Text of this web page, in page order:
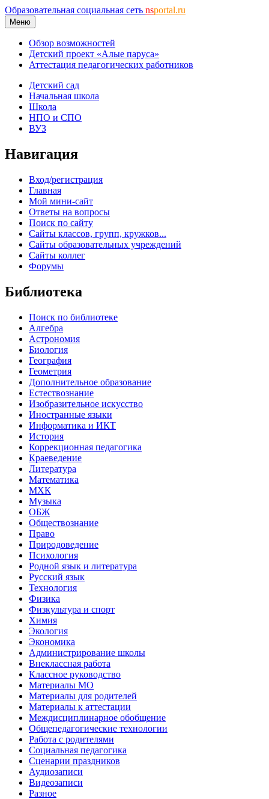
Образовательная социальная сеть nsportal.ru
Меню
Обзор возможностей
Детский проект «Алые паруса»
Аттестация педагогических работников
Детский сад
Начальная школа
Школа
НПО и СПО
ВУЗ
Навигация
Вход/регистрация
Главная
Мой мини-сайт
Ответы на вопросы
Поиск по сайту
Сайты классов, групп, кружков...
Сайты образовательных учреждений
Сайты коллег
Форумы
Библиотека
Поиск по библиотеке
Алгебра
Астрономия
Биология
География
Геометрия
Дополнительное образование
Естествознание
Изобразительное искусство
Иностранные языки
Информатика и ИКТ
История
Коррекционная педагогика
Краеведение
Литература
Математика
МХК
Музыка
ОБЖ
Обществознание
Право
Природоведение
Психология
Родной язык и литература
Русский язык
Технология
Физика
Физкультура и спорт
Химия
Экология
Экономика
Администрирование школы
Внеклассная работа
Классное руководство
Материалы МО
Материалы для родителей
Материалы к аттестации
Междисциплинарное обобщение
Общепедагогические технологии
Работа с родителями
Социальная педагогика
Сценарии праздников
Аудиозаписи
Видеозаписи
Разное